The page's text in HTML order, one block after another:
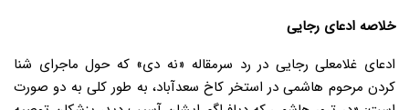
خلاصه ادعای رجایی
ادعای غلامعلی رجایی در رد سرمقاله «نه دی» که حول ماجرای شنا
کردن مرحوم هاشمی در استخر کاخ سعدآباد، به طور کلی به دو صورت